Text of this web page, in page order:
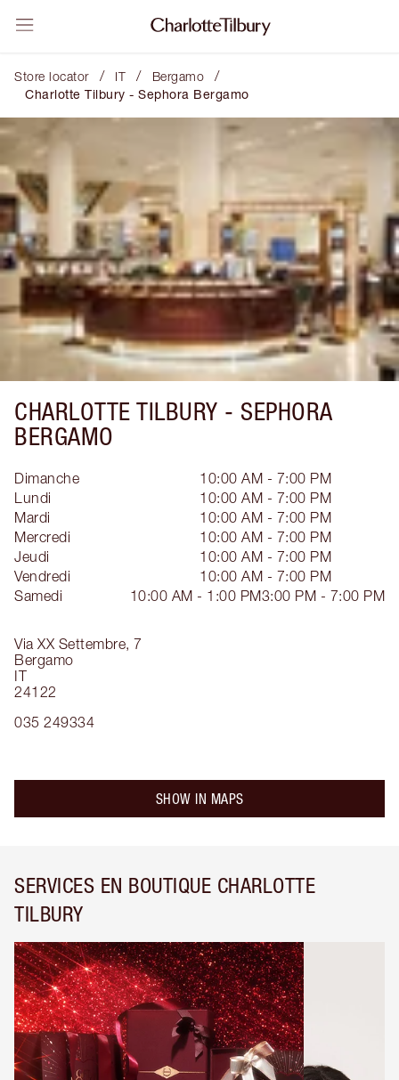
Store locator / IT / Bergamo /
Charlotte Tilbury - Sephora Bergamo
CHARLOTTE TILBURY - SEPHORA
BERGAMO
Via XX Settembre, 7
Bergamo
IT
24122
035 249334
Dimanche
10:00 AM - 7:00 PM
Lundi
10:00 AM - 7:00 PM
Mardi
10:00 AM - 7:00 PM
Mercredi
10:00 AM - 7:00 PM
Jeudi
10:00 AM - 7:00 PM
Vendredi
10:00 AM - 7:00 PM
Samedi
10:00 AM - 1:00 PM3:00 PM - 7:00 PM
SHOW IN MAPS
SERVICES EN BOUTIQUE CHARLOTTE
TILBURY